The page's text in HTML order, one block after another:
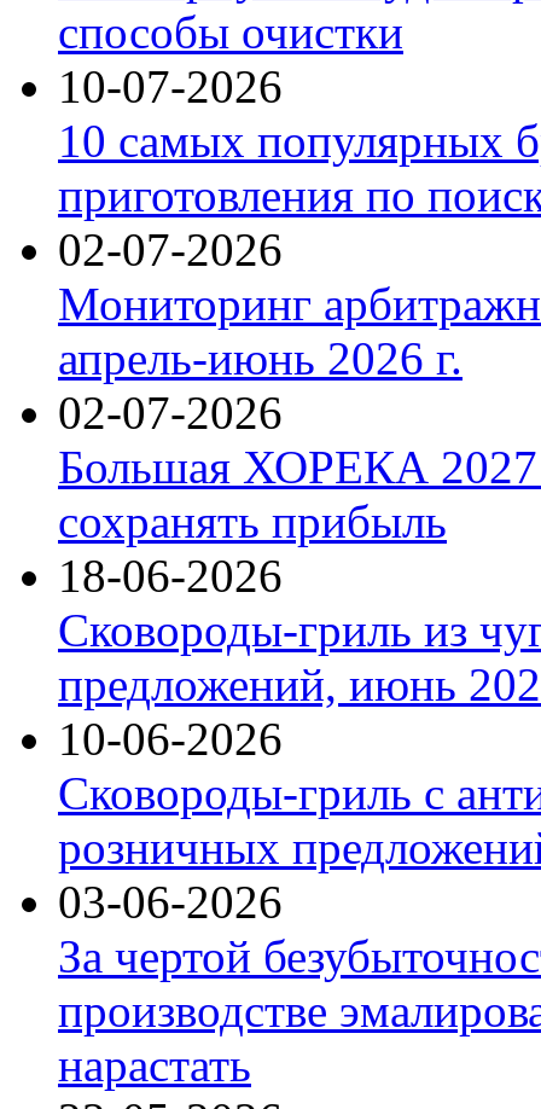
способы очистки
10-07-2026
10 самых популярных
приготовления по
02-07-2026
Мониторинг
апрель-июнь 2026 г.
02-07-2026
Большая ХОРЕКА 2027:
сохранять прибыль
18-06-2026
Сковороды-гриль из
предложений, июнь
10-06-2026
Сковороды-гриль с
розничных
03-06-2026
За чертой
производстве
нарастать